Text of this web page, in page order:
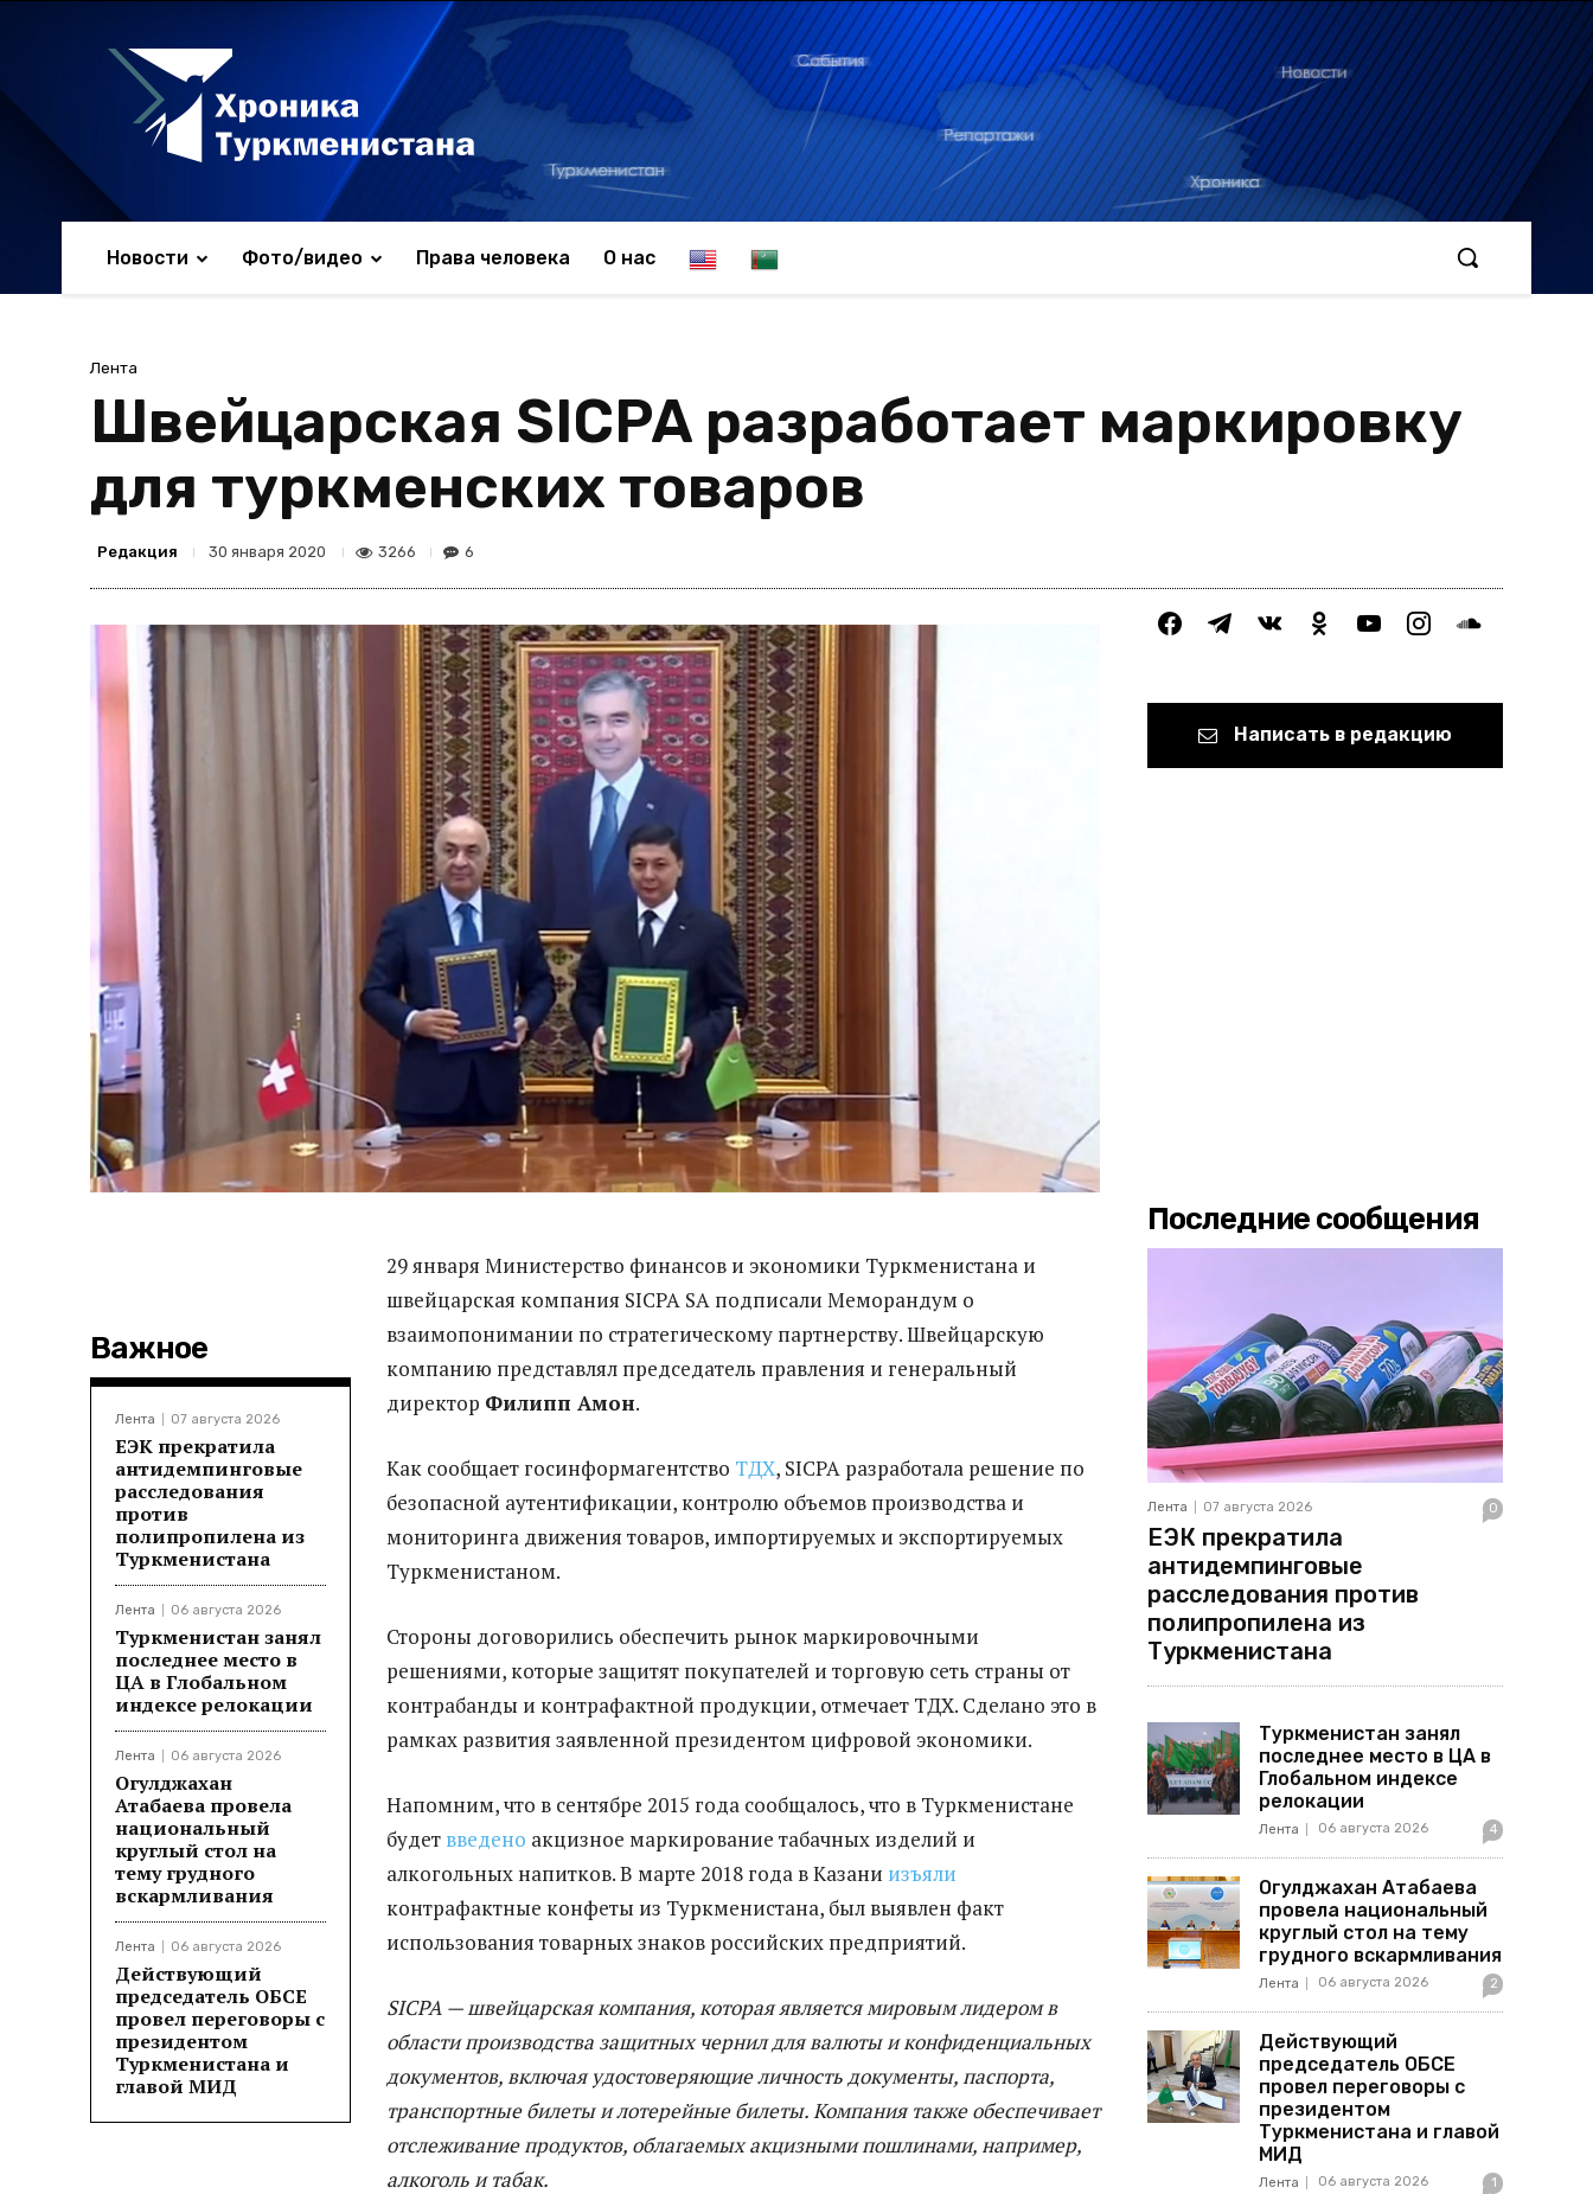
Новости Фото/видео Права человека О нас E
l
h
T
k
n
c
e
Лента
Швейцарская SICPA разработает маркировку
для туркменских товаров
Редакция 30 января 2020 3266 6
Важное
Лента 07 августа 2026
ЕЭК прекратила
антидемпинговые
расследования
против
полипропилена из
Туркменистана
Лента 06 августа 2026
Туркменистан занял
последнее место в
ЦА в Глобальном
индексе релокации
Лента 06 августа 2026
Огулджахан
Атабаева провела
национальный
круглый стол на
тему грудного
вскармливания
Лента 06 августа 2026
Действующий
председатель ОБСЕ
провел переговоры с
президентом
Туркменистана и
главой МИД
29 января Министерство финансов и экономики Туркменистана и
швейцарская компания SICPA SA подписали Меморандум о
взаимопонимании по стратегическому партнерству. Швейцарскую
компанию представлял председатель правления и генеральный
директор Филипп Амон.
Как сообщает госинформагентство ТДХ, SICPA разработала решение по
безопасной аутентификации, контролю объемов производства и
мониторинга движения товаров, импортируемых и экспортируемых
Туркменистаном.
Стороны договорились обеспечить рынок маркировочными
решениями, которые защитят покупателей и торговую сеть страны от
контрабанды и контрафактной продукции, отмечает ТДХ. Сделано это в
рамках развития заявленной президентом цифровой экономики.
Напомним, что в сентябре 2015 года сообщалось, что в Туркменистане
будет введено акцизное маркирование табачных изделий и
алкогольных напитков. В марте 2018 года в Казани изъяли
контрафактные конфеты из Туркменистана, был выявлен факт
использования товарных знаков российских предприятий.
SICPA — швейцарская компания, которая является мировым лидером в
области производства защитных чернил для валюты и конфиденциальных
документов, включая удостоверяющие личность документы, паспорта,
транспортные билеты и лотерейные билеты. Компания также обеспечивает
отслеживание продуктов, облагаемых акцизными пошлинами, например,
алкоголь и табак.
facebooktelegramvkontakteodnoklassniki
youtubeinstagramsoundcloud
Написать в редакцию
Последние сообщения
Лента 07 августа 2026 0
ЕЭК прекратила
антидемпинговые
расследования против
полипропилена из
Туркменистана
Туркменистан занял
последнее место в ЦА в
Глобальном индексе
релокации
Лента 06 августа 2026 4
Огулджахан Атабаева
провела национальный
круглый стол на тему
грудного вскармливания
Лента 06 августа 2026 2
Действующий
председатель ОБСЕ
провел переговоры с
президентом
Туркменистана и главой
МИД
Лента 06 августа 2026 1